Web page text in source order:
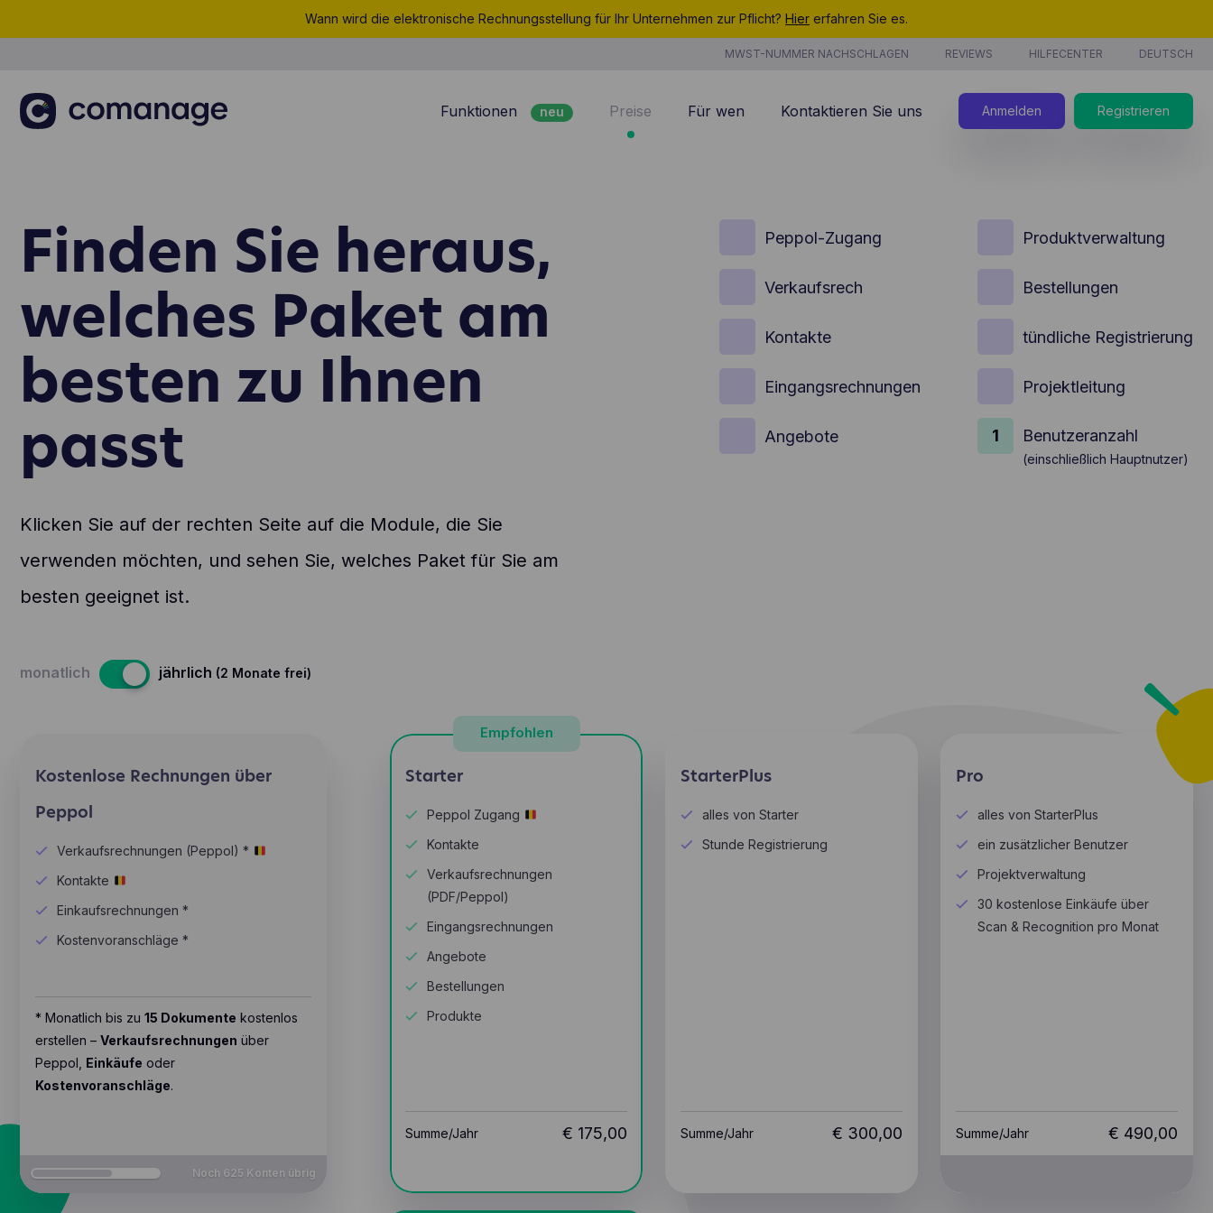
Wann wird die elektronische Rechnungsstellung für Ihr Unternehmen zur Pflicht? Hier erfahren Sie es.
MWST-NUMMER NACHSCHLAGEN REVIEWS HILFECENTER DEUTSCH
Funktionen neu
Projektmanagement
neu
Preise Für wen Kontaktieren Sie uns Anmelden Registrieren
Finden Sie heraus,
welches Paket am
besten zu Ihnen
passt
Klicken Sie auf der rechten Seite auf die Module, die Sie
verwenden möchten, und sehen Sie, welches Paket für Sie am
besten geeignet ist.
Peppol-Zugang
Verkaufsrech
Kontakte
Eingangsrechnungen
Angebote
Produktverwaltung
Bestellungen
tündliche Registrierung
Projektleitung
Benutzeranzahl
(einschließlich Hauptnutzer)
monatlich jährlich (2 Monate frei)
Kostenlose Rechnungen über
Peppol
Verkaufsrechnungen (Peppol) *
Kontakte
Einkaufsrechnungen *
Kostenvoranschläge *
* Monatlich bis zu 15 Dokumente kostenlos
erstellen – Verkaufsrechnungen über
Peppol, Einkäufe oder
Kostenvoranschläge.
Noch 625 Konten übrig
Empfohlen
Starter
Peppol Zugang
Kontakte
Verkaufsrechnungen
(PDF/Peppol)
Eingangsrechnungen
Angebote
Bestellungen
Produkte
Summe/Jahr € 175,00
StarterPlus
alles von Starter
Stunde Registrierung
Summe/Jahr € 300,00
Pro
alles von StarterPlus
ein zusätzlicher Benutzer
Projektverwaltung
30 kostenlose Einkäufe über
Scan & Recognition pro Monat
Summe/Jahr € 490,00